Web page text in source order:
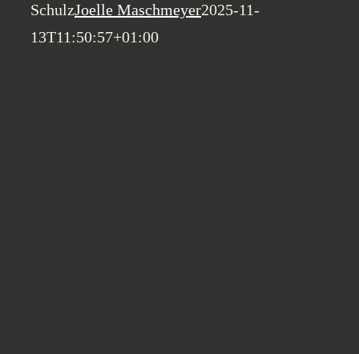
SchulzJoelle Maschmeyer2025-11-
13T11:50:57+01:00